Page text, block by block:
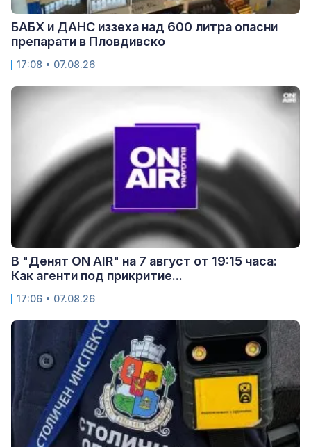
БАБХ и ДАНС иззеха над 600 литра опасни
препарати в Пловдивско
17:08 • 07.08.26
В "Денят ON AIR" на 7 август от 19:15 часа:
Как агенти под прикритие...
17:06 • 07.08.26